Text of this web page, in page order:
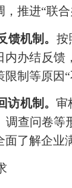
推进“联
馈机制。 按
内办结反馈
限制等原因
访机制。审
调查问卷等
了解企业